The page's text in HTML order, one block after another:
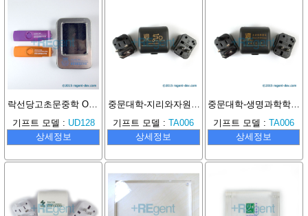
락선당고초문중학 OTG USB 메모리
기프트 모델 : UD128
상세정보
중문대학-지리와자원관리학과 여행용플러그
기프트 모델 :
TA006
상세정보
중문대학-생명과학학원 여행용 플러그
기프트 모델 :
TA006
상세정보